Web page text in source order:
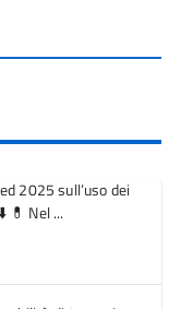
2025 sull’uso dei
💊 Nel ...